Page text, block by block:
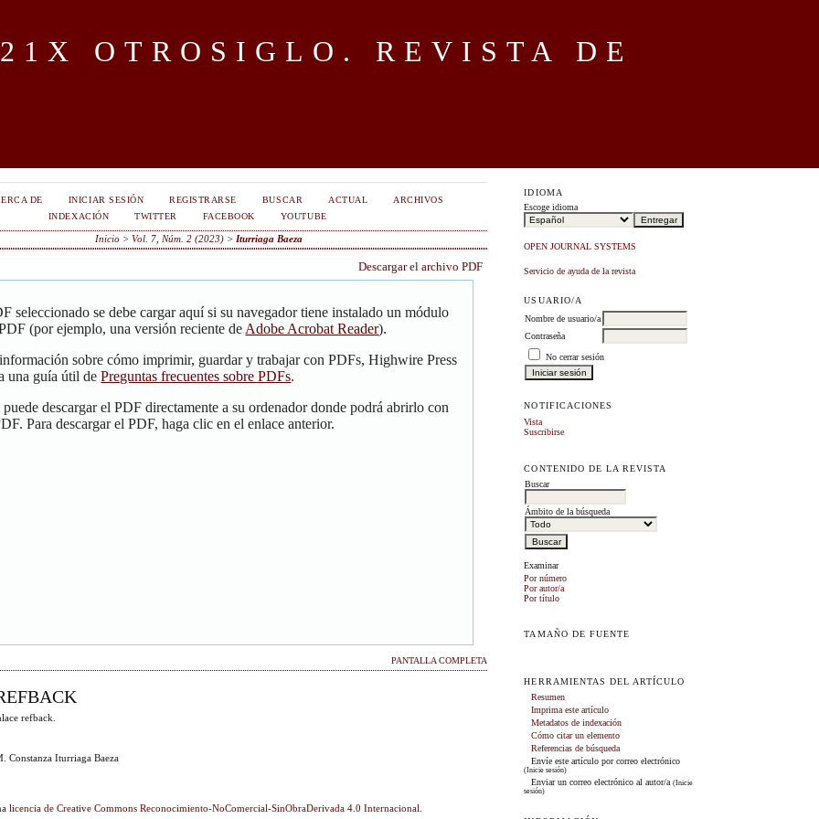
OTROSIGLO. REVISTA DE
IDIOMA
Escoge idioma
OPEN JOURNAL SYSTEMS
Servicio de ayuda de la revista
USUARIO/A
Nombre de usuario/a
Contraseña
No cerrar sesión
NOTIFICACIONES
Vista
Suscribirse
CONTENIDO DE LA REVISTA
Buscar
Ámbito de la búsqueda
Examinar
Por número
Por autor/a
Por título
TAMAÑO DE FUENTE
HERRAMIENTAS DEL ARTÍCULO
Resumen
Imprima este artículo
Metadatos de indexación
Cómo citar un elemento
Referencias de búsqueda
Envíe este artículo por correo electrónico
(Inicie sesión)
Enviar un correo electrónico al autor/a(Inicie
sesión)
DE INICIAR SESIÓN REGISTRARSE BUSCAR ACTUAL
ARCHIVOS
INDEXACIÓN
TWITTER FACEBOOK YOUTUBE
Inicio> Vol. 7, Núm. 2 (2023)> Iturriaga Baeza
Descargar el archivo PDF
seleccionado se debe cargar aquí si su navegador tiene instalado un módulo
(por ejemplo, una versión reciente de Adobe Acrobat Reader).
sobre cómo imprimir, guardar y trabajar con PDFs, Highwire Press
una guía útil dePreguntas frecuentes sobre PDFs.
descargar el PDF directamente a su ordenador donde podrá abrirlo con
Para descargar el PDF, haga clic en el enlace anterior.
PANTALLA COMPLETA
refback.
Constanza Iturriaga Baeza
licencia de Creative Commons Reconocimiento-NoComercial-SinObraDerivada 4.0 Internacional